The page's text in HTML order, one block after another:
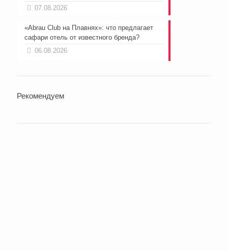
07.08.2026
«Abrau Club на Плавнях»: что предлагает
сафари отель от известного бренда?
06.08.2026
Рекомендуем